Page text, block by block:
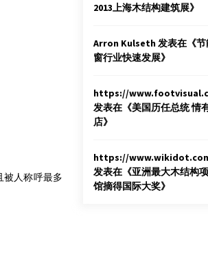
人称呼最多
2013上海木结构建筑展》
Arron Kulseth发表在《节
窗行业快速发展》
https://
发表在《美国历任总统 情
店》
https://
发表在《亚洲最大木结构
馆摘得国际大奖》